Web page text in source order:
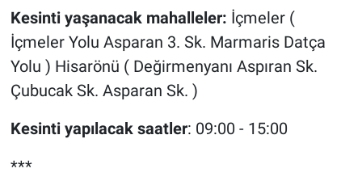
Kesinti yaşanacak mahalleler: İçmeler (
İçmeler Yolu Asparan 3. Sk. Marmaris Datça
Yolu ) Hisarönü ( Değirmenyanı Aspıran Sk.
Çubucak Sk. Asparan Sk. )
Kesinti yapılacak saatler: 09:00 - 15:00
***